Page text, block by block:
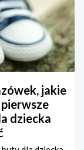
jakie
dziecka